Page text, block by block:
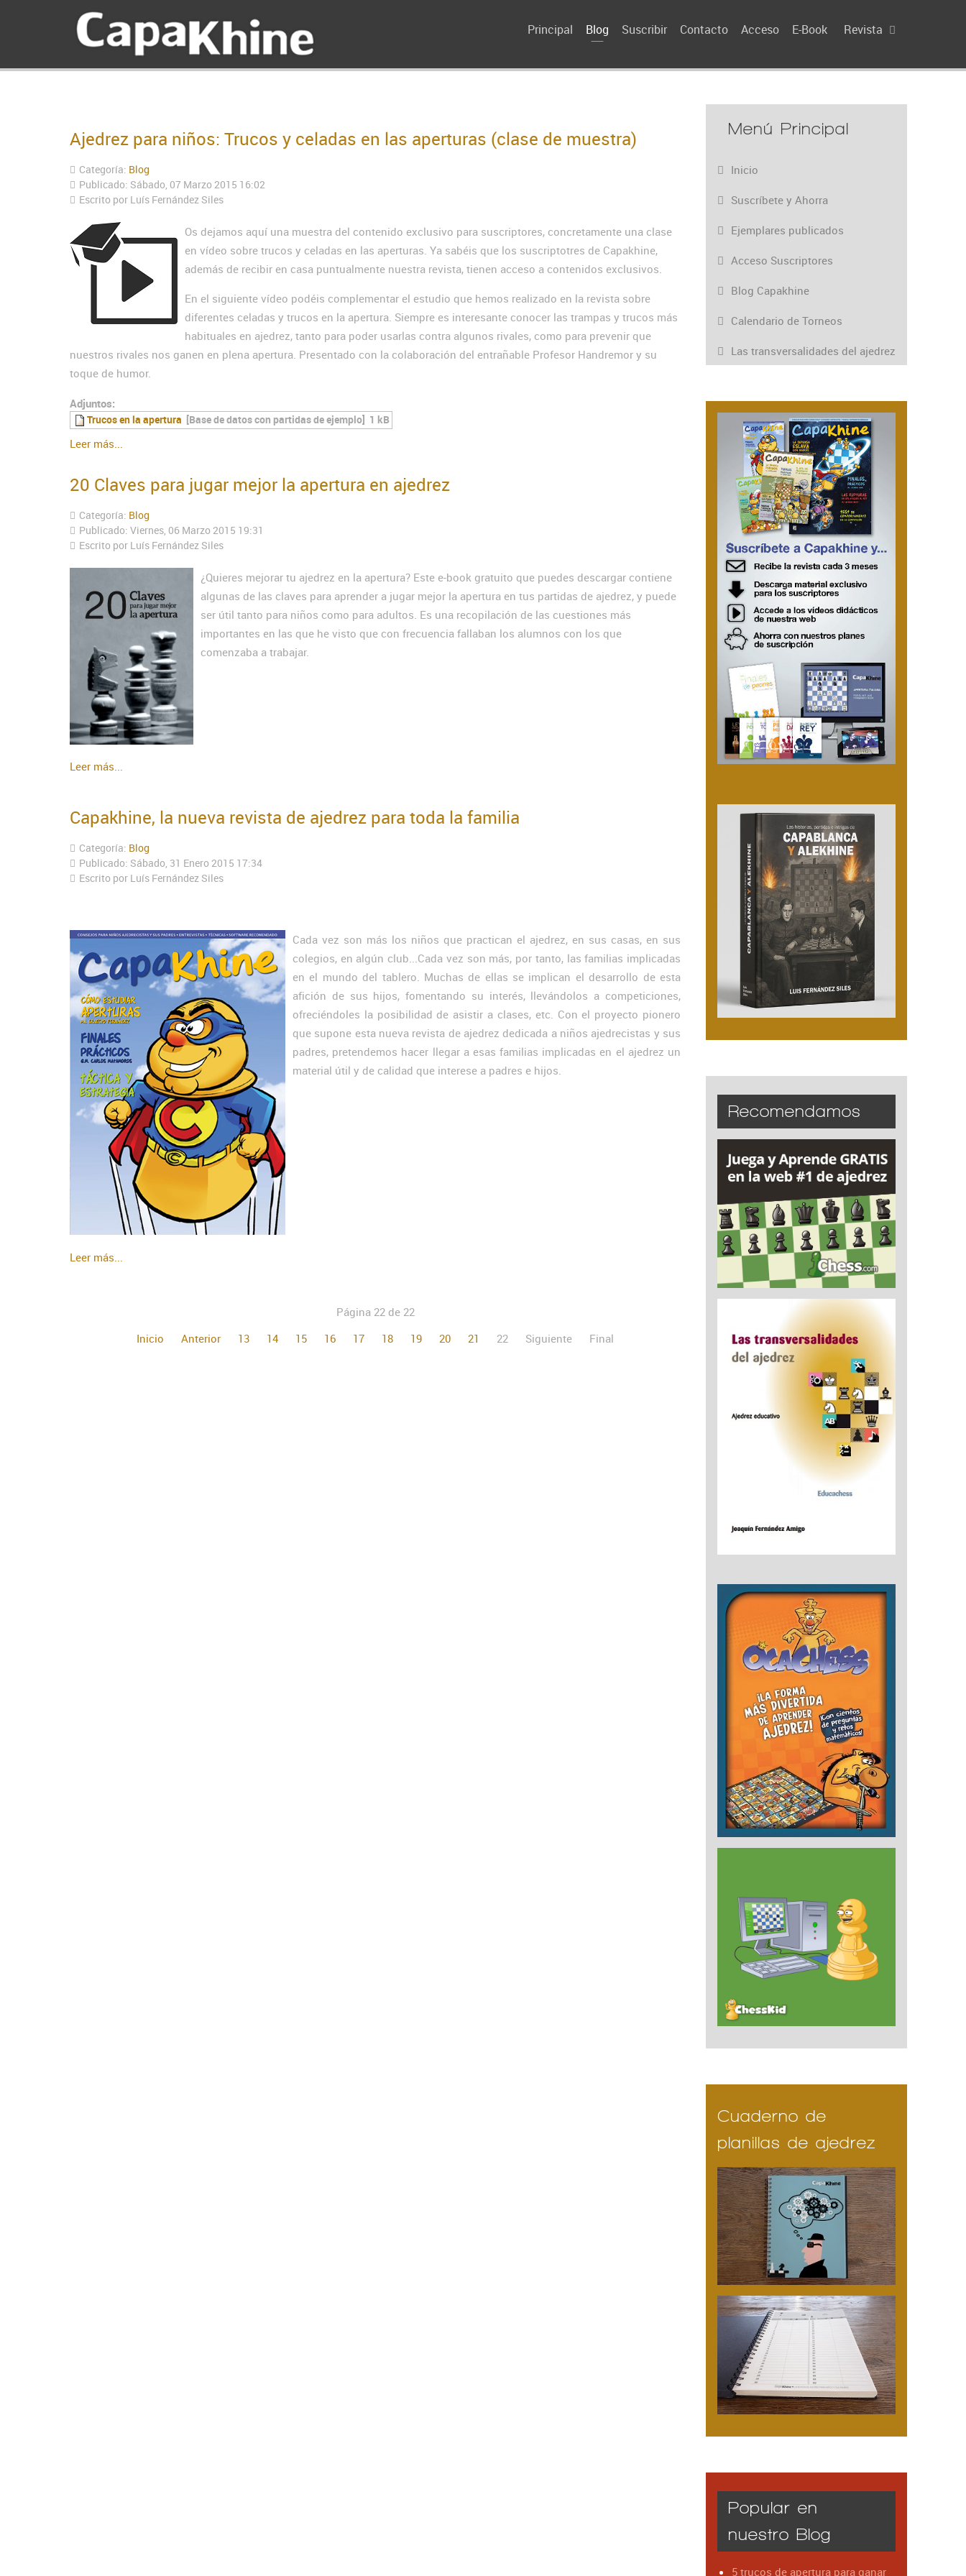
Principal Blog Suscribir Contacto Acceso E-Book Revista
Ajedrez para niños: Trucos y celadas en las aperturas (clase de muestra)
Categoría: Blog
Publicado: Sábado, 07 Marzo 2015 16:02
Escrito por Luís Fernández Siles
Os dejamos aquí una muestra del contenido exclusivo para suscriptores, concretamente una clase
en vídeo sobre trucos y celadas en las aperturas. Ya sabéis que los suscriptotres de Capakhine,
además de recibir en casa puntualmente nuestra revista, tienen acceso a contenidos exclusivos.
En el siguiente vídeo podéis complementar el estudio que hemos realizado en la revista sobre
diferentes celadas y trucos en la apertura. Siempre es interesante conocer las trampas y trucos más
habituales en ajedrez, tanto para poder usarlas contra algunos rivales, como para prevenir que
nuestros rivales nos ganen en plena apertura. Presentado con la colaboración del entrañable Profesor Handremor y su
toque de humor.
Adjuntos:
Trucos en la apertura [Base de datos con partidas de ejemplo] 1 kB
Leer más...
20 Claves para jugar mejor la apertura en ajedrez
Categoría: Blog
Publicado: Viernes, 06 Marzo 2015 19:31
Escrito por Luís Fernández Siles
¿Quieres mejorar tu ajedrez en la apertura? Este e-book gratuito que puedes descargar contiene
algunas de las claves para aprender a jugar mejor la apertura en tus partidas de ajedrez, y puede
ser útil tanto para niños como para adultos. Es una recopilación de las cuestiones más
importantes en las que he visto que con frecuencia fallaban los alumnos con los que
comenzaba a trabajar.
Leer más...
Capakhine, la nueva revista de ajedrez para toda la familia
Categoría: Blog
Publicado: Sábado, 31 Enero 2015 17:34
Escrito por Luís Fernández Siles
Cada vez son más los niños que practican el ajedrez, en sus casas, en sus
colegios, en algún club...Cada vez son más, por tanto, las familias implicadas
en el mundo del tablero. Muchas de ellas se implican el desarrollo de esta
afición de sus hijos, fomentando su interés, llevándolos a competiciones,
ofreciéndoles la posibilidad de asistir a clases, etc. Con el proyecto pionero
que supone esta nueva revista de ajedrez dedicada a niños ajedrecistas y sus
padres, pretendemos hacer llegar a esas familias implicadas en el ajedrez un
material útil y de calidad que interese a padres e hijos.
Leer más...
Página 22 de 22
Inicio
Anterior 13 14 15 16 17 18 19 20 21 22 Siguiente Final
Menú Principal
Inicio
Suscríbete y Ahorra
Ejemplares publicados
Acceso Suscriptores
Blog Capakhine
Calendario de Torneos
Las transversalidades del ajedrez
Recomendamos
Cuaderno de
planillas de ajedrez
Popular en
nuestro Blog
5 trucos de apertura para ganar